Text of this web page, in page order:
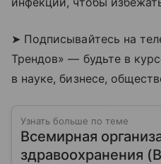
➤ Подписывайтесь на
Трендов» — будьте в
в науке, бизнесе,
Узнать больше по теме
Всемирная
здравоохранения